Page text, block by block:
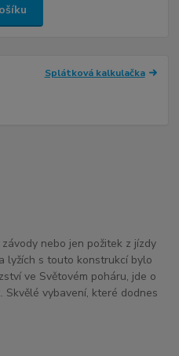
Splátková kalkulačka
nebo jen požitek z jízdy
lyžích s touto konstrukcí bylo
ve Světovém poháru, jde o
Skvělé vybavení, které dodnes